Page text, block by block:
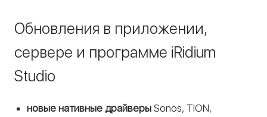
Обновления в приложении,
сервере и программе iRidium
Studio
новые нативные драйверы Sonos, TION,